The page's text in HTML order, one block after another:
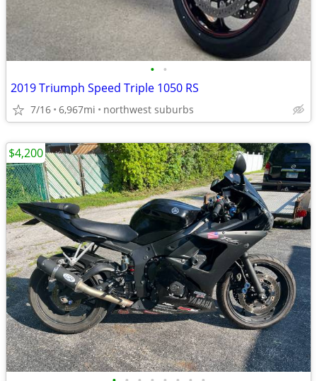
• •
2019 Triumph Speed Triple 1050 RS
7/16 6,967mi northwest suburbs
$4,200